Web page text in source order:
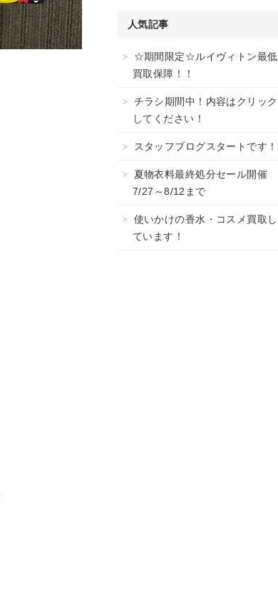
人気記事
☆期間限定☆ルイヴィトン最低
買取保障！！
チラシ期間中！内容はクリック
してください！
スタッフブログスタートです！
夏物衣料最終処分セール開催
7/27～8/12まで
使いかけの香水・コスメ買取し
ています！